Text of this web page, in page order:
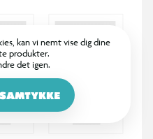
kan vi nemt vise dig dine
produkter.
det igen.